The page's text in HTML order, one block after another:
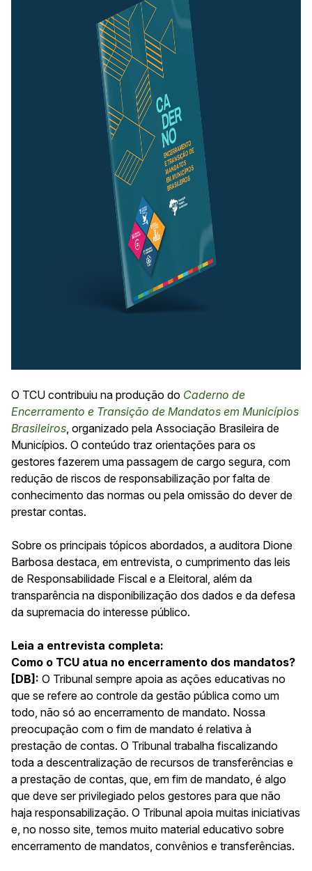
O TCU contribuiu na produção do Caderno de
Encerramento e Transição de Mandatos em Municípios
Brasileiros , organizado pela Associação Brasileira de
Municípios. O conteúdo traz orientações para os
gestores fazerem uma passagem de cargo segura, com
redução de riscos de responsabilização por falta de
conhecimento das normas ou pela omissão do dever de
prestar contas.
Sobre os principais tópicos abordados, a auditora Dione
Barbosa destaca, em entrevista, o cumprimento das leis
de Responsabilidade Fiscal e a Eleitoral, além da
transparência na disponibilização dos dados e da defesa
da supremacia do interesse público.
Leia a entrevista completa:
Como o TCU atua no encerramento dos mandatos?
[DB]: O Tribunal sempre apoia as ações educativas no
que se refere ao controle da gestão pública como um
todo, não só ao encerramento de mandato. Nossa
preocupação com o fim de mandato é relativa à
prestação de contas. O Tribunal trabalha fiscalizando
toda a descentralização de recursos de transferências e
a prestação de contas, que, em fim de mandato, é algo
que deve ser privilegiado pelos gestores para que não
haja responsabilização. O Tribunal apoia muitas iniciativas
e, no nosso site, temos muito material educativo sobre
encerramento de mandatos, convênios e transferências.